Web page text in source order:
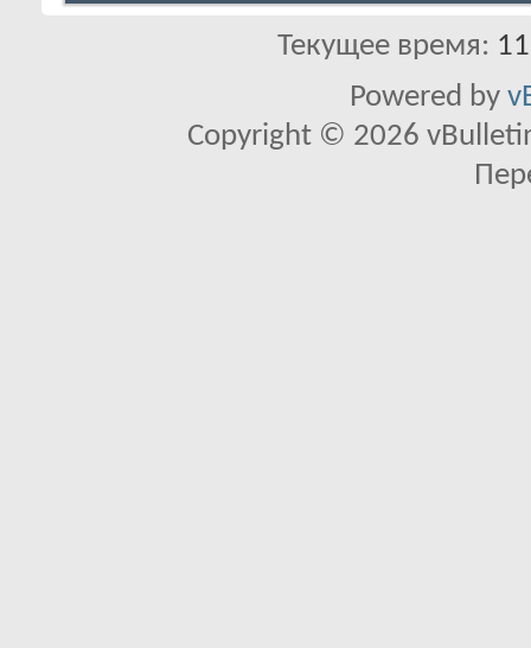
Текущее время:
Powered by
Copyright © 2026